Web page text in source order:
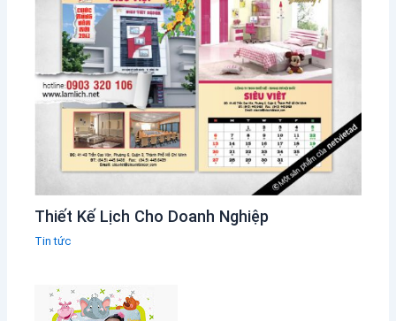
Thiết Kế Lịch Cho Doanh Nghiệp
Tin tức